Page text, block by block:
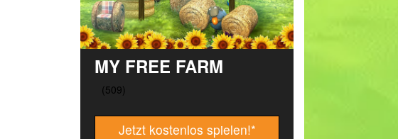
MY FREE FARM
Jetzt kostenlos spielen!*